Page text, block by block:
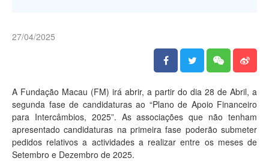
27/04/2025
A Fundação Macau (FM) irá abrir, a partir do dia 28 de Abril, a
segunda fase de candidaturas ao “Plano de Apoio Financeiro
para Intercâmbios, 2025”. As associações que não tenham
apresentado candidaturas na primeira fase poderão submeter
pedidos relativos a actividades a realizar entre os meses de
Setembro e Dezembro de 2025.